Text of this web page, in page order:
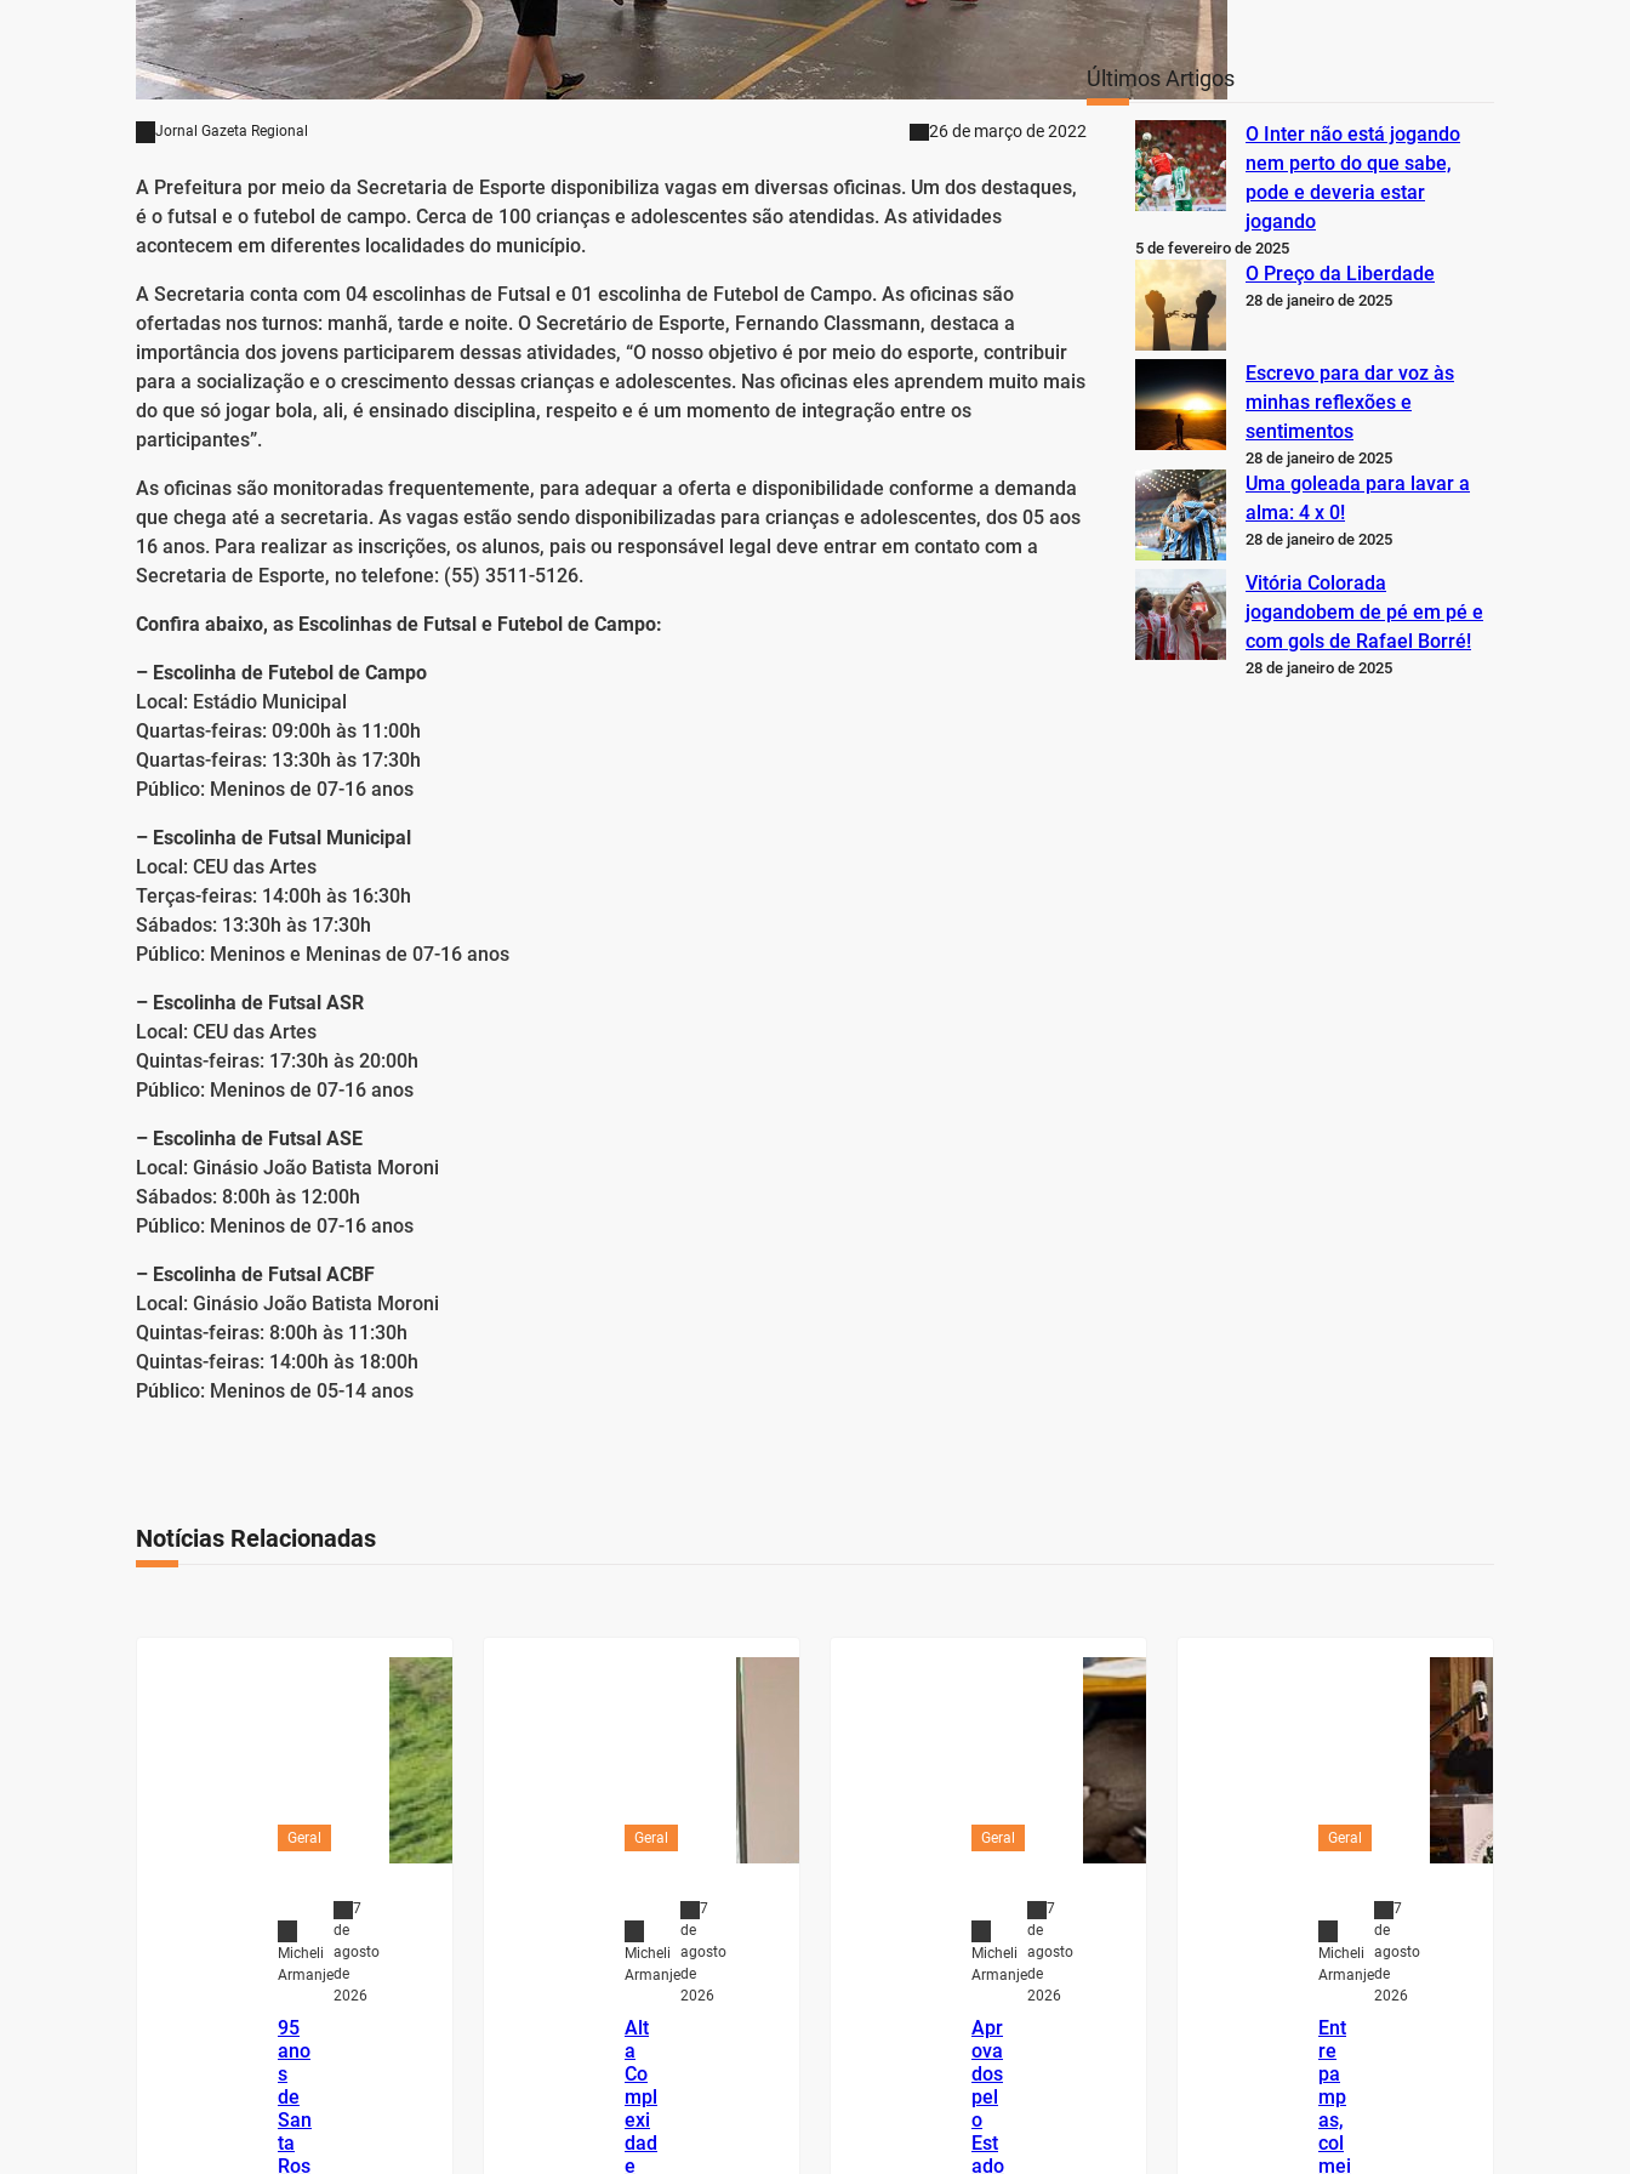
Jornal Gazeta Regional 26 de março de 2022
A Prefeitura por meio da Secretaria de Esporte disponibiliza vagas em diversas oficinas. Um dos destaques,
é o futsal e o futebol de campo. Cerca de 100 crianças e adolescentes são atendidas. As atividades
acontecem em diferentes localidades do município.
A Secretaria conta com 04 escolinhas de Futsal e 01 escolinha de Futebol de Campo. As oficinas são
ofertadas nos turnos: manhã, tarde e noite. O Secretário de Esporte, Fernando Classmann, destaca a
importância dos jovens participarem dessas atividades, “O nosso objetivo é por meio do esporte, contribuir
para a socialização e o crescimento dessas crianças e adolescentes. Nas oficinas eles aprendem muito mais
do que só jogar bola, ali, é ensinado disciplina, respeito e é um momento de integração entre os
participantes”.
As oficinas são monitoradas frequentemente, para adequar a oferta e disponibilidade conforme a demanda
que chega até a secretaria. As vagas estão sendo disponibilizadas para crianças e adolescentes, dos 05 aos
16 anos. Para realizar as inscrições, os alunos, pais ou responsável legal deve entrar em contato com a
Secretaria de Esporte, no telefone: (55) 3511-5126.
Confira abaixo, as Escolinhas de Futsal e Futebol de Campo:
– Escolinha de Futebol de Campo
Local: Estádio Municipal
Quartas-feiras: 09:00h às 11:00h
Quartas-feiras: 13:30h às 17:30h
Público: Meninos de 07-16 anos
– Escolinha de Futsal Municipal
Local: CEU das Artes
Terças-feiras: 14:00h às 16:30h
Sábados: 13:30h às 17:30h
Público: Meninos e Meninas de 07-16 anos
– Escolinha de Futsal ASR
Local: CEU das Artes
Quintas-feiras: 17:30h às 20:00h
Público: Meninos de 07-16 anos
– Escolinha de Futsal ASE
Local: Ginásio João Batista Moroni
Sábados: 8:00h às 12:00h
Público: Meninos de 07-16 anos
– Escolinha de Futsal ACBF
Local: Ginásio João Batista Moroni
Quintas-feiras: 8:00h às 11:30h
Quintas-feiras: 14:00h às 18:00h
Público: Meninos de 05-14 anos
Últimos Artigos
O Inter não está jogando
nem perto do que sabe,
pode e deveria estar
jogando
5 de fevereiro de 2025
O Preço da Liberdade
28 de janeiro de 2025
Escrevo para dar voz às
minhas reflexões e
sentimentos
28 de janeiro de 2025
Uma goleada para lavar a
alma: 4 x 0!
28 de janeiro de 2025
Vitória Colorada
jogandobem de pé em pé e
com gols de Rafael Borré!
28 de janeiro de 2025
Notícias Relacionadas
Geral
Micheli
Armanje
7
de
agosto
de
2026
95
ano
s
de
San
ta
Ros
Geral
Micheli
Armanje
7
de
agosto
de
2026
Alt
a
Co
mpl
exi
dad
e
Geral
Micheli
Armanje
7
de
agosto
de
2026
Apr
ova
dos
pel
o
Est
ado
Geral
Micheli
Armanje
7
de
agosto
de
2026
Ent
re
pa
mp
as,
col
mei